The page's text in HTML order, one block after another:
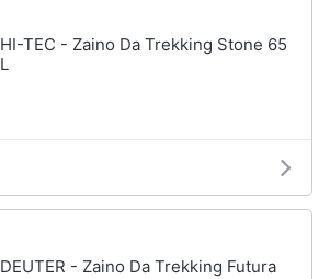
HI-TEC - Zaino Da Trekking Stone 65
L
DEUTER - Zaino Da Trekking Futura